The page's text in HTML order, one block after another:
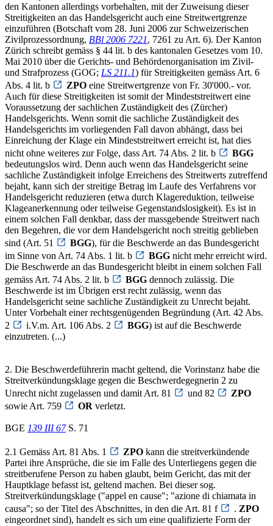
den Kantonen allerdings vorbehalten, mit der Zuweisung dieser
Streitigkeiten an das Handelsgericht auch eine Streitwertgrenze
einzuführen (Botschaft vom 28. Juni 2006 zur Schweizerischen
Zivilprozessordnung, BBl 2006 7221, 7261 zu Art. 6). Der Kanton
Zürich schreibt gemäss § 44 lit. b des kantonalen Gesetzes vom 10.
Mai 2010 über die Gerichts- und Behördenorganisation im Zivil-
und Strafprozess (GOG; LS 211.1) für Streitigkeiten gemäss Art. 6
Abs. 4 lit. b
ZPO eine Streitwertgrenze von Fr. 30'000.- vor.
Auch für diese Streitigkeiten ist somit der Mindeststreitwert eine
Voraussetzung der sachlichen Zuständigkeit des (Zürcher)
Handelsgerichts. Wenn somit die sachliche Zuständigkeit des
Handelsgerichts im vorliegenden Fall davon abhängt, dass bei
Einreichung der Klage ein Mindeststreitwert erreicht ist, hat dies
nicht ohne weiteres zur Folge, dass Art. 74 Abs. 2 lit. b
BGG
bedeutungslos wird. Denn auch wenn das Handelsgericht seine
sachliche Zuständigkeit infolge Erreichens des Streitwerts zutreffend
bejaht, kann sich der streitige Betrag im Laufe des Verfahrens vor
Handelsgericht reduzieren (etwa durch Klagereduktion, teilweise
Klageanerkennung oder teilweise Gegenstandslosigkeit). Es ist in
einem solchen Fall denkbar, dass der massgebende Streitwert nach
den Begehren, die vor dem Handelsgericht noch streitig geblieben
sind (Art. 51
BGG), für die Beschwerde an das Bundesgericht
im Sinne von Art. 74 Abs. 1 lit. b
BGG nicht mehr erreicht wird.
Die Beschwerde an das Bundesgericht bleibt in einem solchen Fall
gemäss Art. 74 Abs. 2 lit. b
BGG dennoch zulässig. Die
Beschwerde ist im Übrigen erst recht zulässig, wenn das
Handelsgericht seine sachliche Zuständigkeit zu Unrecht bejaht.
Unter Vorbehalt einer rechtsgenügenden Begründung (Art. 42 Abs.
2
i.V.m. Art. 106 Abs. 2 BGG) ist auf die Beschwerde
einzutreten. (...)
2. Die Beschwerdeführerin macht geltend, die Vorinstanz habe die
Streitverkündungsklage gegen die Beschwerdegegnerin 2 zu
Unrecht nicht zugelassen und damit Art. 81
und 82
ZPO
sowie Art. 759
OR verletzt.
BGE 139 III 67S. 71
2.1 Gemäss Art. 81 Abs. 1 ZPO kann die streitverkündende
Partei ihre Ansprüche, die sie im Falle des Unterliegens gegen die
streitberufene Person zu haben glaubt, beim Gericht, das mit der
Hauptklage befasst ist, geltend machen. Bei dieser sog.
Streitverkündungsklage ("appel en cause"; "azione di chiamata in
causa"; so der Titel des Abschnittes, in den die Art. 81 f
. ZPO
eingeordnet sind), handelt es sich um eine qualifizierte Form der